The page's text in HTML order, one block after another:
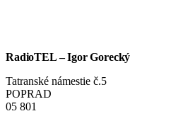
RadioTEL – Igor Gorecký
Tatranské námestie č.5
POPRAD
05 801